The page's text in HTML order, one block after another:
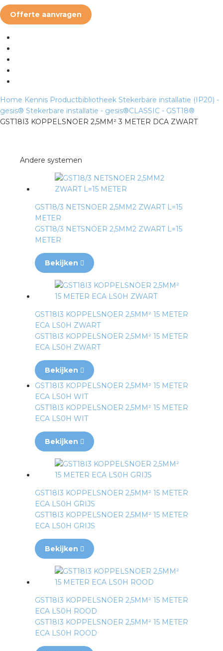
Offerte aanvragen
Home Kennis Productbibliotheek Stekerbare installatie (IP20) -
gesis® Stekerbare installatie - gesis®CLASSIC - GST18®
GST18I3 KOPPELSNOER 2,5MM² 3 METER DCA ZWART
Andere systemen
GST18/3 NETSNOER 2,5MM2 ZWART L=15
METER
GST18/3 NETSNOER 2,5MM2 ZWART L=15
METER
Bekijken
GST18I3 KOPPELSNOER 2,5MM² 15 METER
ECA LS0H ZWART
GST18I3 KOPPELSNOER 2,5MM² 15 METER
ECA LS0H ZWART
Bekijken
GST18I3 KOPPELSNOER 2,5MM² 15 METER
ECA LS0H WIT
GST18I3 KOPPELSNOER 2,5MM² 15 METER
ECA LS0H WIT
Bekijken
GST18I3 KOPPELSNOER 2,5MM² 15 METER
ECA LS0H GRIJS
GST18I3 KOPPELSNOER 2,5MM² 15 METER
ECA LS0H GRIJS
Bekijken
GST18I3 KOPPELSNOER 2,5MM² 15 METER
ECA LS0H ROOD
GST18I3 KOPPELSNOER 2,5MM² 15 METER
ECA LS0H ROOD